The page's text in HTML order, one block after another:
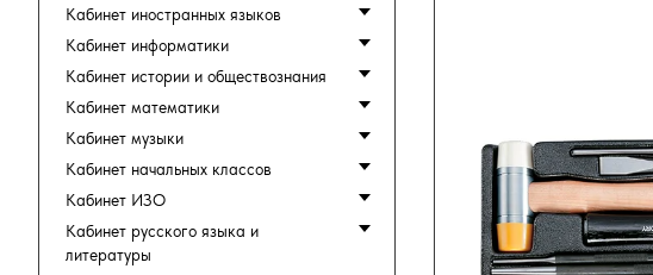
Кабинет иностранных языков
Кабинет информатики
Кабинет истории и обществознания
Кабинет математики
Кабинет музыки
Кабинет начальных классов
Кабинет ИЗО
Кабинет русского языка и
литературы